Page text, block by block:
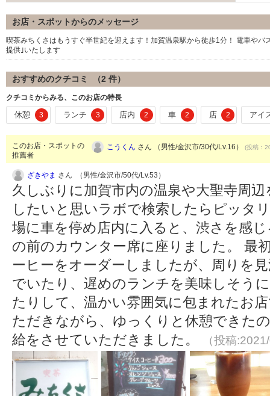
お店・スポットからのメッセージ
喫茶みちくさはもうすぐ半世紀を迎えます！加賀温泉駅から徒歩1分！ 電車や
提供｣いたします
おすすめのクチコミ （2 件）
クチコミからみる、このお店の特長
休憩 3 ランチ 3 店内 2 車 2 店 2 アイ
このお店・スポットの
推薦者
こうくん さん （男性/金沢市/30代/Lv.16） (投稿：
ざきやま さん （男性/金沢市/50代/Lv.53）
久しぶりに加賀市内の温泉や大聖寺周
したいと思いラボで検索したらピッタ
場に車を停め店内に入ると、渋さを感
の前のカウンター席に座りました。 最
ーヒーをオーダーしましたが、周りを
でいたり、遅めのランチを美味しそう
たりして、温かい雰囲気に包まれたお
ただきながら、ゆっくりと休憩できた
給をさせていただきました。
（投稿